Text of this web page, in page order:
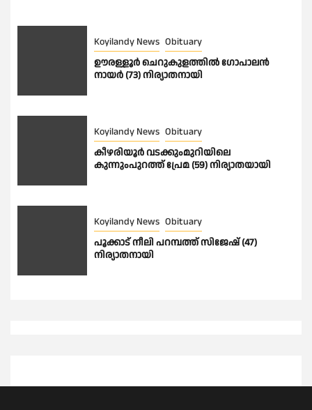
Koyilandy News Obituary
ഊരള്ളൂര്‍ ചെറുകുളത്തിൽ ഗോപാലൻ
നായർ (73) നിര്യാതനായി
Koyilandy News Obituary
കീഴരിയൂർ വടക്കുംമുറിയിലെ
കുന്നുംപുറത്ത് പ്രേമ (59) നിര്യാതയായി
Koyilandy News Obituary
പൂക്കാട് നീലി പറമ്പത്ത് സിജേഷ് (47)
നിര്യാതനായി